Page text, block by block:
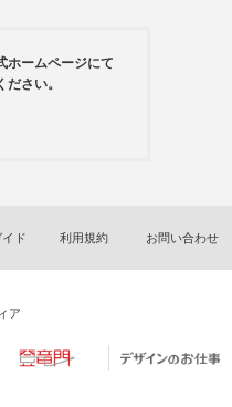
ホームページにて
さい。
ド 利用規約 お問い合わせ
ア